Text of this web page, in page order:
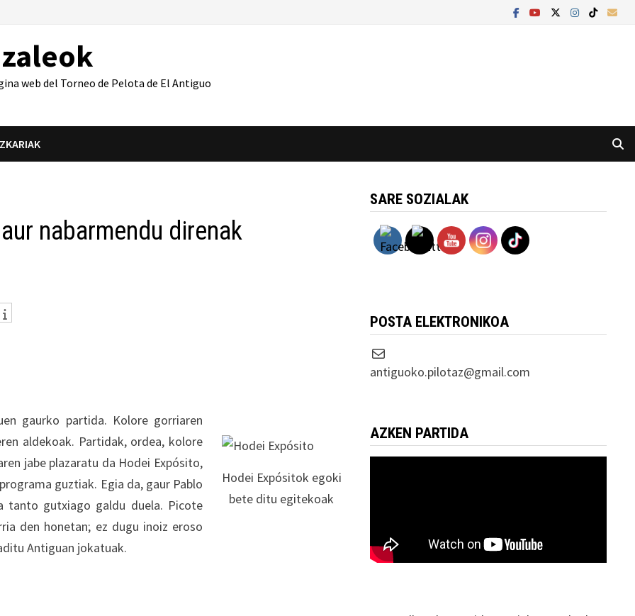
web del Torneo de Pelota de El Antiguo
nabarmendu direnak
Hodei Expósitok egoki
bete ditu egitekoak
gaurko partida. Kolore gorriaren
aldekoak. Partidak, ordea, kolore
jabe plazaratu da Hodei Expósito,
guztiak. Egia da, gaur Pablo
tanto gutxiago galdu duela. Picote
den honetan; ez dugu inoiz eroso
Antiguan jokatuak.
SARE SOZIALAK
POSTA ELEKTRONIKOA
Correo electrónico
antiguoko.pilotaz@gmail.com
AZKEN PARTIDA